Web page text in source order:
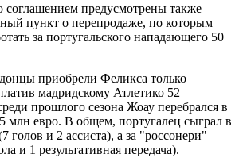
соглашением предусмотрены также
пункт о перепродаже, по которым
за португальского нападающего 50
приобрели Феликса только
мадридскому Атлетико 52
прошлого сезона Жоау перебрался в
млн евро. В общем, португалец сыграл в
голов и 2 ассиста), а за "россонери"
и 1 результативная передача).